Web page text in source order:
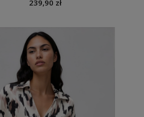
239,90 zł